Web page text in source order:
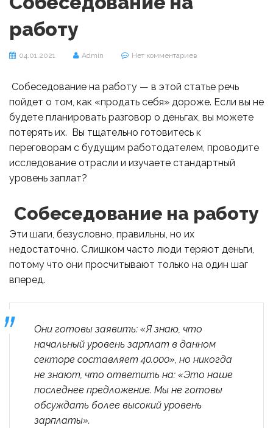
работу
04.01.2021 Admin Нет комментариев
Собеседование на работу — в этой статье речь
пойдет о том, как «продать себя» дороже. Если вы не
будете планировать разговор о деньгах, вы можете
потерять их. Вы тщательно готовитесь к
переговорам с будущим работодателем, проводите
исследование отрасли и изучаете стандартный
уровень заплат?
Собеседование на работу
Эти шаги, безусловно, правильны, но их
недостаточно. Слишком часто люди теряют деньги,
потому что они просчитывают только на один шаг
вперед.
Они готовы заявить: «Я знаю, что
начальный уровень зарплат в данном
секторе составляет 40.000», но никогда
не знают, что ответить на: «Это наше
последнее предложение. Мы не готовы
обсуждать более высокий уровень
зарплаты».